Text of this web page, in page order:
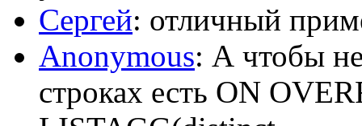
Сергей: отличный
Anonymous: А чтобы
строках есть ON